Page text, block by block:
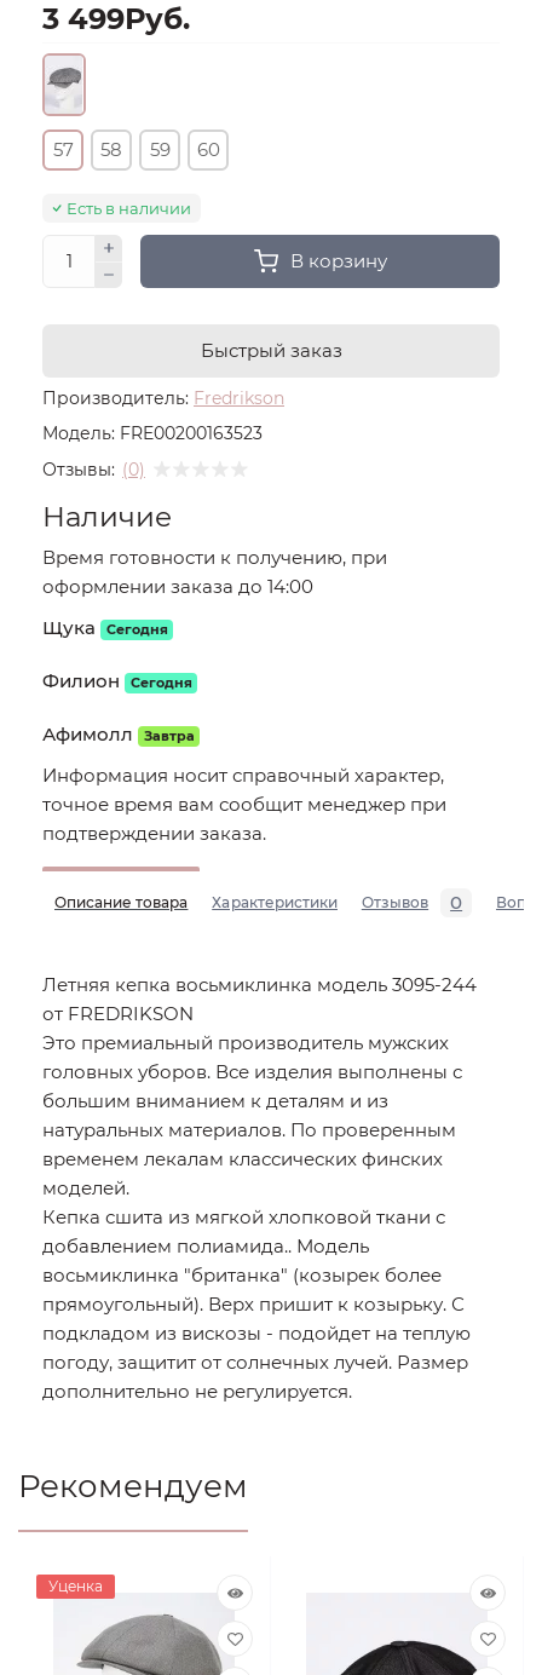
Производитель: Fredrikson
Модель: FRE00200163523
Отзывы: (0)
3 499Руб.
57 58 59 60
Есть в наличии
В корзину
Быстрый заказ
Наличие
Время готовности к получению, при
оформлении заказа до 14:00
Щука
Сегодня
Филион Сегодня
Афимолл Завтра
Информация носит справочный характер,
точное время вам сообщит менеджер при
подтверждении заказа.
Описание товара Характеристики Отзывов 0
Летняя кепка восьмиклинка модель 3095-244
от FREDRIKSON
Это премиальный производитель мужских
головных уборов. Все изделия выполнены с
большим вниманием к деталям и из
натуральных материалов. По проверенным
временем лекалам классических финских
моделей.
Кепка сшита из мягкой хлопковой ткани с
добавлением полиамида.. Модель
восьмиклинка "британка" (козырек более
прямоугольный). Верх пришит к козырьку. С
подкладом из вискозы - подойдет на теплую
погоду, защитит от солнечных лучей. Размер
дополнительно не регулируется.
Рекомендуем
Уценка